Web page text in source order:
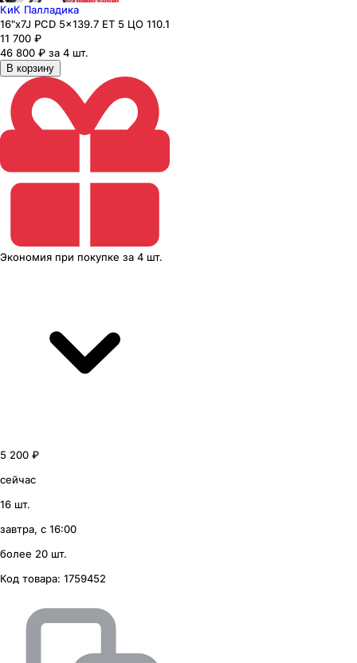
КиК Палладика
16"x7J PCD 5x139.7 ЕТ 5 ЦО 110.1
11 700 ₽
46 800 ₽ за 4 шт.
В корзину
Экономия при покупке за 4 шт.
5 200 ₽
сейчас
16 шт.
завтра, с 16:00
более 20 шт.
Код товара: 1759452